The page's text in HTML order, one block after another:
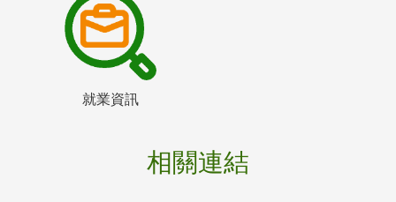
就業資訊
相關連結